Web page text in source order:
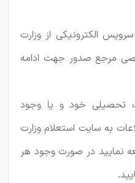
الکترونیکی از وزارت
مرجع صدور جهت ادامه
تحصیلی خود و یا وجود
به سایت استعلام وزارت
نمایید در صورت وجود هر